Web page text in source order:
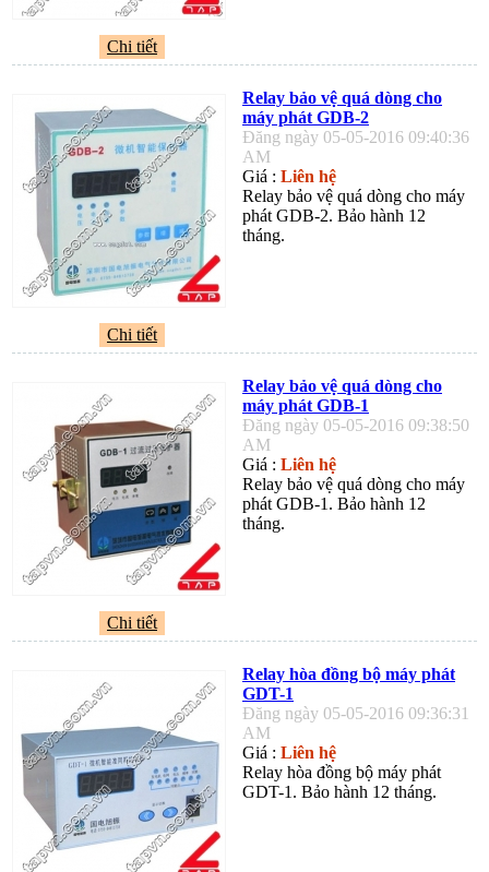
Chi tiết
Relay bảo vệ quá dòng cho
máy phát GDB-2
Đăng ngày 05-05-2016 09:40:36
AM
Giá : Liên hệ
Relay bảo vệ quá dòng cho máy
phát GDB-2. Bảo hành 12
tháng.
Chi tiết
Relay bảo vệ quá dòng cho
máy phát GDB-1
Đăng ngày 05-05-2016 09:38:50
AM
Giá : Liên hệ
Relay bảo vệ quá dòng cho máy
phát GDB-1. Bảo hành 12
tháng.
Chi tiết
Relay hòa đồng bộ máy phát
GDT-1
Đăng ngày 05-05-2016 09:36:31
AM
Giá : Liên hệ
Relay hòa đồng bộ máy phát
GDT-1. Bảo hành 12 tháng.